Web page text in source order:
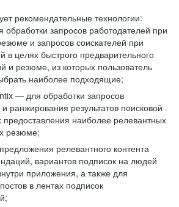
рекомендательные технологии:
запросов работодателей при
и запросов соискателей при
в целях быстрого предварительного
и резюме, из которых пользователь
наиболее подходящие;
— для обработки запросов
ранжирования результатов поисковой
предоставления наиболее релевантных
резюме;
релевантного контента
вариантов подписок на людей
приложения, а также для
в лентах подписок